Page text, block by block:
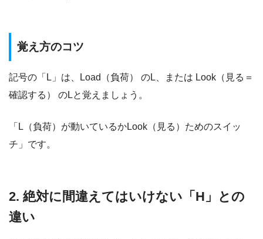
覚え方のコツ
記号の「L」は、Load（負荷） のL、または Look（見る＝
確認する） のLと覚えましょう。
「L（負荷）が動いているかLook（見る）ためのスイッ
チ」です。
2. 絶対に間違えてはいけない「H」との
違い